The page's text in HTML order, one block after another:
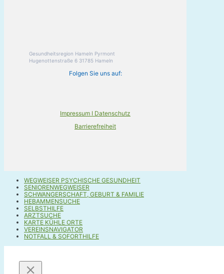
Gesundheitsregion Hameln Pyrmont
Hugenottenstraße 6 31785 Hameln
Folgen Sie uns auf:
Impressum I Datenschutz
Barrierefreiheit
WEGWEISER PSYCHISCHE GESUNDHEIT
SENIORENWEGWEISER
SCHWANGERSCHAFT, GEBURT & FAMILIE
HEBAMMENSUCHE
SELBSTHILFE
ARZTSUCHE
KARTE KÜHLE ORTE
VEREINSNAVIGATOR
NOTFALL & SOFORTHILFE